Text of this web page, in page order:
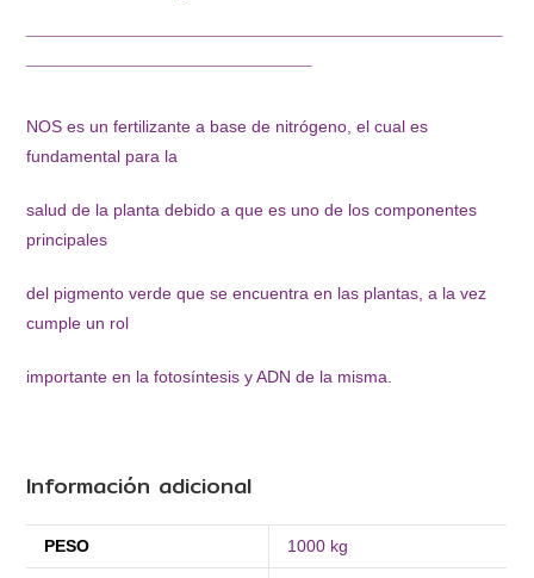
¯¯¯¯¯¯¯¯¯¯¯¯¯¯¯¯¯¯¯¯¯¯¯¯¯¯¯¯¯¯¯¯¯¯¯¯¯¯¯¯¯¯¯¯¯¯¯¯¯¯
¯¯¯¯¯¯¯¯¯¯¯¯¯¯¯¯¯¯¯¯¯¯¯¯¯¯¯¯¯¯
NOS es un fertilizante a base de nitrógeno, el cual es
fundamental para la
salud de la planta debido a que es uno de los componentes
principales
del pigmento verde que se encuentra en las plantas, a la vez
cumple un rol
importante en la fotosíntesis y ADN de la misma.
Información adicional
PESO 1000 kg